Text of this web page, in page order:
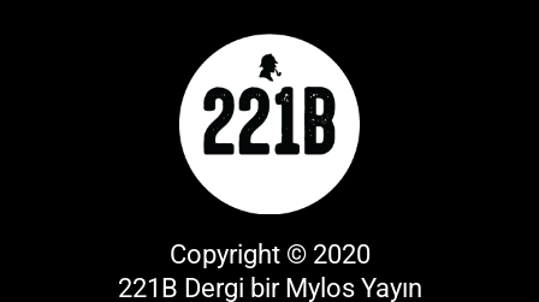
Copyright © 2020
221B Dergi bir Mylos Yayın